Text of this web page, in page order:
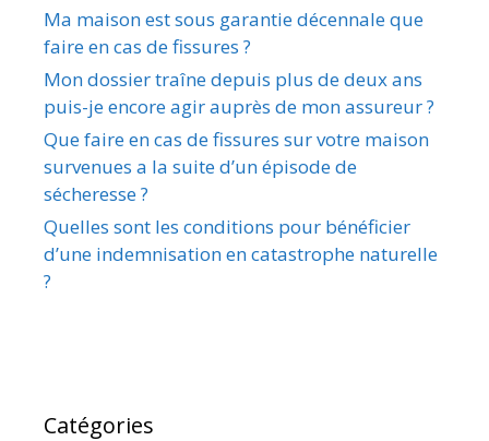
Ma maison est sous garantie décennale que
faire en cas de fissures ?
Mon dossier traîne depuis plus de deux ans
puis-je encore agir auprès de mon assureur ?
Que faire en cas de fissures sur votre maison
survenues a la suite d’un épisode de
sécheresse ?
Quelles sont les conditions pour bénéficier
d’une indemnisation en catastrophe naturelle
?
Catégories